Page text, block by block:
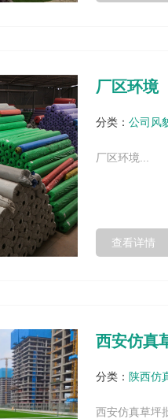
厂区环境
分类：公司风
厂区环境...
查看详情
西安仿真
分类： 陕西仿
西安仿真草坪